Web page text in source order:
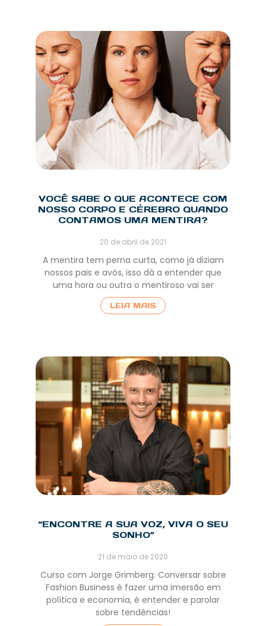
VOCÊ SABE O QUE ACONTECE COM
NOSSO CORPO E CÉREBRO QUANDO
CONTAMOS UMA MENTIRA?
20 de abril de 2021
A mentira tem perna curta, como já diziam
nossos pais e avós, isso dá a entender que
uma hora ou outra o mentiroso vai ser
LEIA MAIS
“ENCONTRE A SUA VOZ, VIVA O SEU
SONHO”
21 de maio de 2020
Curso com Jorge Grimberg: Conversar sobre
Fashion Business é fazer uma imersão em
política e economia, é entender e parolar
sobre tendências!